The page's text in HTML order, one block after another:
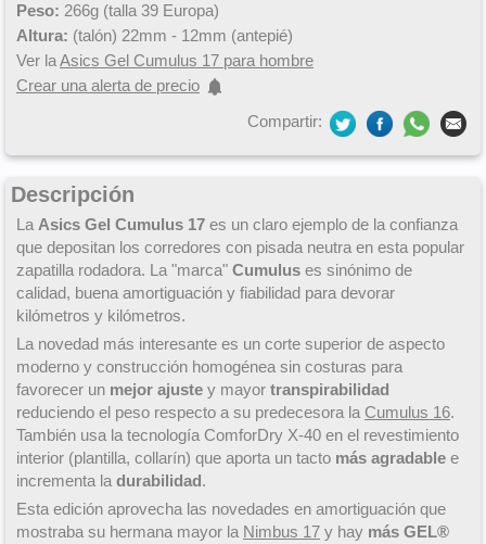
Peso: 266g (talla 39 Europa)
Altura: (talón) 22mm - 12mm (antepié)
Ver laAsics Gel Cumulus 17 para hombre
Crear una alerta de precio
Compartir:
Descripción
La Asics Gel Cumulus 17 es un claro ejemplo de la confianza
que depositan los corredores con pisada neutra en esta popular
zapatilla rodadora. La "marca" Cumulus es sinónimo de
calidad, buena amortiguación y fiabilidad para devorar
kilómetros y kilómetros.
La novedad más interesante es un corte superior de aspecto
moderno y construcción homogénea sin costuras para
favorecer un mejor ajuste y mayor transpirabilidad
reduciendo el peso respecto a su predecesora la Cumulus 16.
También usa la tecnología ComforDry X-40 en el revestimiento
interior (plantilla, collarín) que aporta un tacto más agradable e
incrementa la durabilidad.
Esta edición aprovecha las novedades en amortiguación que
mostraba su hermana mayor la Nimbus 17 y hay más GEL®